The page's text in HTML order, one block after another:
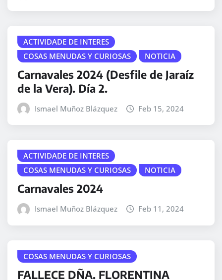
ACTIVIDADE DE INTERES
COSAS MENUDAS Y CURIOSAS
NOTICIA
Carnavales 2024 (Desfile de Jaraíz
de la Vera). Día 2.
Ismael Muñoz Blázquez Feb 15, 2024
ACTIVIDADE DE INTERES
COSAS MENUDAS Y CURIOSAS
NOTICIA
Carnavales 2024
Ismael Muñoz Blázquez Feb 11, 2024
COSAS MENUDAS Y CURIOSAS
FALLECE DÑA. FLORENTINA